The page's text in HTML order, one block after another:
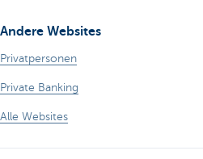
Andere Websites
Privatpersonen
Private Banking
Alle Websites